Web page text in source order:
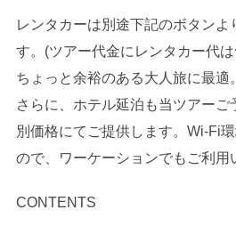
レンタカーは別途下記のボタンよ
す。(ツアー代金にレンタカー代は
ちょっと余裕のある大人旅に最適。
さらに、ホテル延泊も当ツアー
別価格にてご提供します。Wi-Fi
ので、ワーケーションでもご利用
CONTENTS